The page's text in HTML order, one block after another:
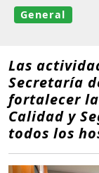
General
Las
Secretaría
fortalecer
Calidad y
todos los